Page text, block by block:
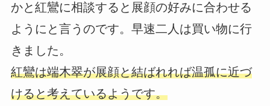
かと紅鸞に相談すると展顔の好みに合わせる
ようにと言うのです。早速二人は買い物に行
きました。
紅鸞は端木翠が展顔と結ばれれば温孤に近づ
けると考えているようです。